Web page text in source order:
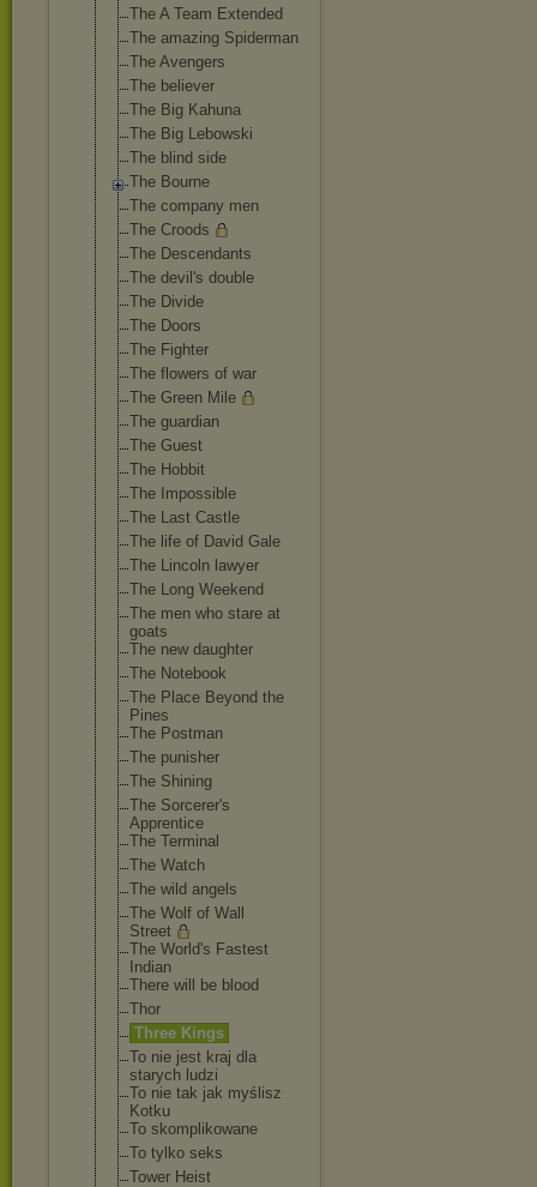
The A Team Extended
The amazing Spiderman
The Avengers
The believer
The Big Kahuna
The Big Lebowski
The blind side
The Bourne
The company men
The Croods
The Descendants
The devil's double
The Divide
The Doors
The Fighter
The flowers of war
The Green Mile
The guardian
The Guest
The Hobbit
The Impossible
The Last Castle
The life of David Gale
The Lincoln lawyer
The Long Weekend
The men who stare at
goats
The new daughter
The Notebook
The Place Beyond the
Pines
The Postman
The punisher
The Shining
The Sorcerer's
Apprentice
The Terminal
The Watch
The wild angels
The Wolf of Wall
Street
The World's Fastest
Indian
There will be blood
Thor
Three Kings
To nie jest kraj dla
starych ludzi
To nie tak jak myślisz
Kotku
To skomplikowane
To tylko seks
Tower Heist